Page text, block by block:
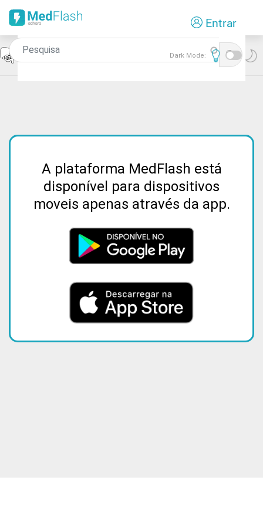
o
principal
Entrar
Icon Gastrenterologia Dark Mode:
A plataforma MedFlash está
disponível para dispositivos
moveis apenas através da app.